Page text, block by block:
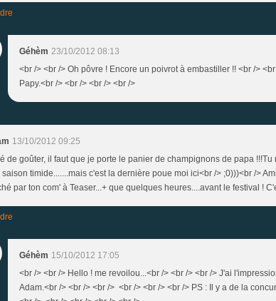
Géhèm 23/10/2012 08:13
<br /> <br /> Oh pôvre ! Encore un poivrot à embastiller !! <br />
Papy.<br /> <br /> <br /> <br />
13/10/2012 09:25
de goûter, il faut que je porte le panier de champignons de papa
saison timide.......mais c'est la dernière poue moi ici<br /> ;0)))<br />
par ton com' à Teaser...+ que quelques heures....avant le festival !
Géhèm 15/10/2012 17:05
<br /> <br /> Hello ! me revoilou...<br /> <br /> <br /> J'ai
Adam.<br /> <br /> <br /> <br /> <br /> <br /> PS : Il y a de la